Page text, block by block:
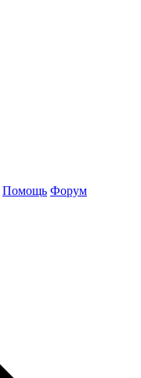
Помощь Форум